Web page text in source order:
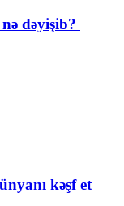
dəyişib?
kəşf et